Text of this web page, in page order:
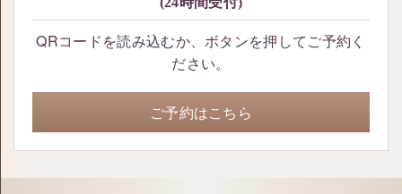
QRコードを読み込むか、ボタンを押してご予約く
ださい。
ご予約はこちら